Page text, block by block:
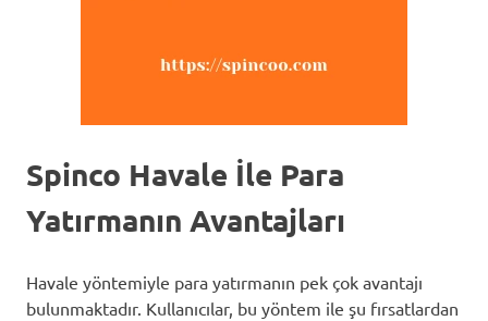
Spinco Havale İle Para
Yatırmanın Avantajları
Havale yöntemiyle para yatırmanın pek çok avantajı
bulunmaktadır. Kullanıcılar, bu yöntem ile şu fırsatlardan